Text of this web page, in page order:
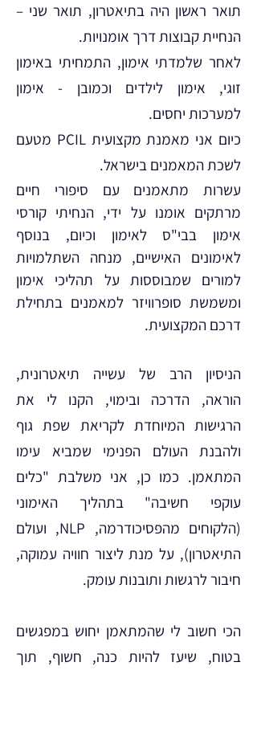
תואר ראשון היה בתיאטרון, תואר שני –
הנחיית קבוצות דרך אומנויות.
לאחר שלמדתי אימון, התמחיתי באימון
זוגי, אימון לילדים וכמובן - אימון
למערכות יחסים.
כיום אני מאמנת מקצועית PCIL מטעם
לשכת המאמנים בישראל.
עשרות מתאמנים עם סיפורי חיים
מרתקים אומנו על ידי, הנחיתי קורסי
אימון בבי"ס לאימון וכיום, בנוסף
לאימונים האישיים, מנחה השתלמויות
למורים שמבוססות על תהליכי אימון
ומשמשת סופרוויזר למאמנים בתחילת
דרכם המקצועית.
הניסיון הרב של עשייה תיאטרונית,
הוראה, הדרכה ובימוי, הקנו לי את
הרגישות המיוחדת לקריאת שפת גוף
ולהבנת העולם הפנימי שמביא עימו
המתאמן. כמו כן, אני משלבת "כלים
עוקפי חשיבה" בתהליך האימוני
(הלקוחים מהפסיכודרמה, NLP, ועולם
התיאטרון), על מנת ליצור חוויה עמוקה,
חיבור לרגשות ותובנות עומק.
הכי חשוב לי שהמתאמן יחוש במפגשים
בטוח, שיעז להיות כנה, חשוף, תוך